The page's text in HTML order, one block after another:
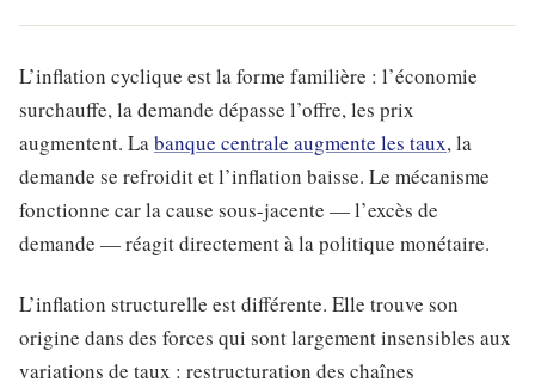
L’inflation cyclique est la forme familière : l’économie
surchauffe, la demande dépasse l’offre, les prix
augmentent. Labanque centrale augmente les taux, la
demande se refroidit et l’inflation baisse. Le mécanisme
fonctionne car la cause sous-jacente — l’excès de
demande — réagit directement à la politique monétaire.
L’inflation structurelle est différente. Elle trouve son
origine dans des forces qui sont largement insensibles aux
variations de taux : restructuration des chaînes